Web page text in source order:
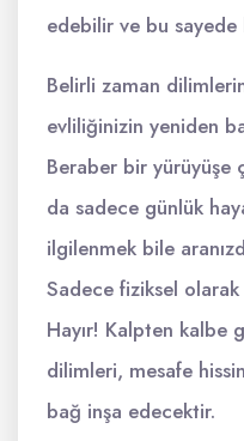
edebilir ve bu sayede
Belirli zaman
evliliğinizin yeniden
Beraber bir yürüyüşe
da sadece günlük
ilgilenmek bile
Sadece fiziksel
Hayır! Kalpten kalbe
dilimleri, mesafe
bağ inşa edecektir.